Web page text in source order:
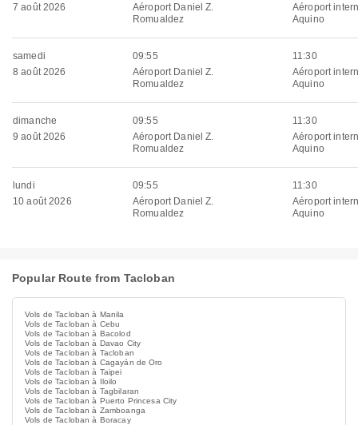
7 août 2026
Aéroport Daniel Z.
Romualdez
Aéroport
Aquino
samedi
8 août 2026
09:55
Aéroport Daniel Z.
Romualdez
11:30
Aéroport
Aquino
dimanche
9 août 2026
09:55
Aéroport Daniel Z.
Romualdez
11:30
Aéroport
Aquino
lundi
10 août 2026
09:55
Aéroport Daniel Z.
Romualdez
11:30
Aéroport
Aquino
Popular Route from Tacloban
Vols de Tacloban à Manila
Vols de Tacloban à Cebu
Vols de Tacloban à Bacolod
Vols de Tacloban à Davao City
Vols de Tacloban à Tacloban
Vols de Tacloban à Cagayán de Oro
Vols de Tacloban à Taipei
Vols de Tacloban à Iloilo
Vols de Tacloban à Tagbilaran
Vols de Tacloban à Puerto Princesa City
Vols de Tacloban à Zamboanga
Vols de Tacloban à Boracay